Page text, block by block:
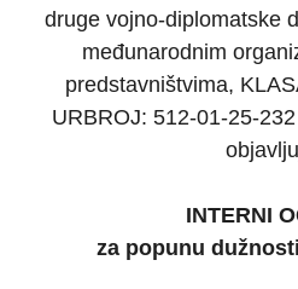
druge vojno-diplomatske
međunarodnim
predstavništvima,
URBROJ: 512-01-25-
INTERNI
za popunu